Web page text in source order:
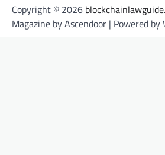
Copyright © 2026
Magazine byAscendoor | Powered by